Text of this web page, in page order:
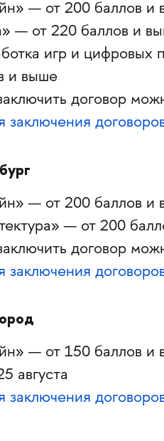
— от 200 баллов и
— от 220 баллов и
игр и цифровых
и выше
договор
заключения
— от 200 баллов и
— от 200
договор
заключения
— от 150 баллов и
августа
заключения